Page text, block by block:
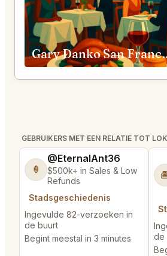
Gary
GEBRUIKERS MET EEN RELATIE TOT
🍦
@EternalAnt36
$500k+ in Sales & Low
Refunds
Stadsgeschiedenis
Ingevulde 82-verzoeken in
de buurt
Begint meestal in 3 minutes
de